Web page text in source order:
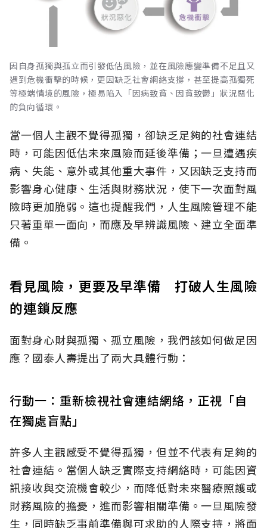
因自身孤獨與孤立而引發低估風險，並在風險應變準備不足且又
遇到危機衝擊的時候，更因缺乏社會網絡支撐，甚至提高孤獨死
等極端情境的風險，極易陷入「因病致貧、因貧致鬱」狀況惡化
的負向循環。
當一個人主觀不覺得孤獨，卻缺乏足夠的社會連結
時，可能因低估未來風險而延後準備；一旦遭遇疾
病、失能、意外或其他重大事件，又因缺乏支持而
影響身心健康、生活與財務狀況，使下一次面對風
險時更加脆弱。這也提醒我們，人生風險管理不能
只著重單一面向，而應及早辨識風險、建立全面準
備。
看見風險，更要及早準備 打破人生風險
的連鎖反應
面對身心財與孤獨、孤立風險，我們該如何做足因
應？國泰人壽提出了兩大具體行動：
行動一：重新檢視社會連結網絡，正視「自
在獨處盲點」
許多人主觀感受不覺得孤獨，但並不代表有足夠的
社會連結。當個人缺乏實際支持網絡時，可能因資
訊接收與交流機會較少，而降低對未來醫療照護或
財務風險的擔憂，進而影響相關準備。一旦風險發
生，同時缺乏事前準備與可求助的人際支持，將面